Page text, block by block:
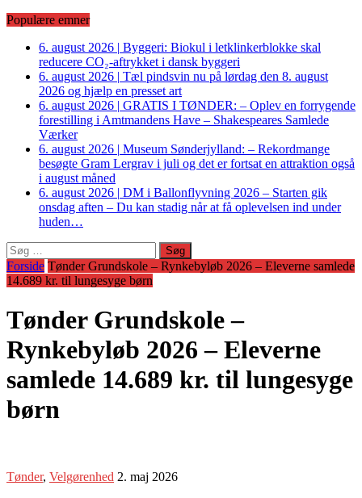
Populære emner
6. august 2026 | Byggeri: Biokul i letklinkerblokke skal
reducere CO₂-aftrykket i dansk byggeri
6. august 2026 | Tæl pindsvin nu på lørdag den 8. august
2026 og hjælp en presset art
6. august 2026 | GRATIS I TØNDER: – Oplev en forrygende
forestilling i Amtmandens Have – Shakespeares Samlede
Værker
6. august 2026 | Museum Sønderjylland: – Rekordmange
besøgte Gram Lergrav i juli og det er fortsat en attraktion også
i august måned
6. august 2026 | DM i Ballonflyvning 2026 – Starten gik
onsdag aften – Du kan stadig når at få oplevelsen ind under
huden…
Søg
efter:
Forside Tønder Grundskole – Rynkebyløb 2026 – Eleverne samlede
14.689 kr. til lungesyge børn
Tønder Grundskole –
Rynkebyløb 2026 – Eleverne
samlede 14.689 kr. til lungesyge
børn
Tønder, Velgørenhed 2. maj 2026